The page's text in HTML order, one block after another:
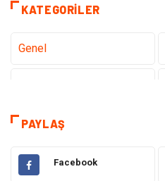
KATEGORILER
Genel
Sağlık
Hukuk
PAYLAŞ
Facebook